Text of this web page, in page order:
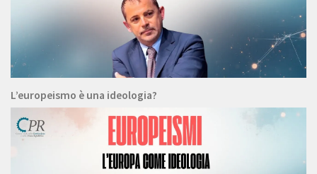
L’europeismo è una ideologia?